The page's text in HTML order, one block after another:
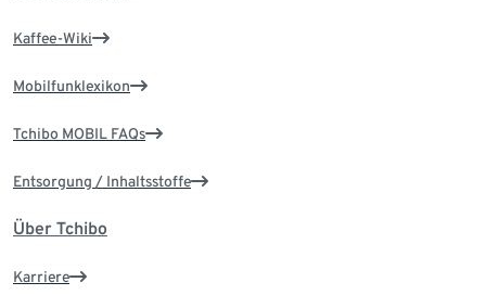
Kaffee-Wiki
Mobilfunklexikon
Tchibo MOBIL FAQs
Entsorgung / Inhaltsstoffe
Über Tchibo
Karriere